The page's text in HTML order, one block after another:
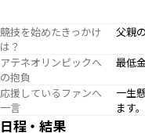
競技を始めたきっかけ
は？
父親
アテネオリンピックへ
の抱負
最低
応援しているファンへ
一言
一生
ます。
日程・結果